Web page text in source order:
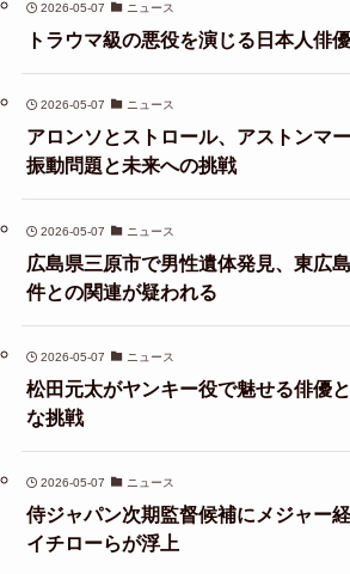
2026-05-07 ニュース
トラウマ級の悪役を演じる日本人俳
2026-05-07 ニュース
アロンソとストロール、アストンマ
振動問題と未来への挑戦
2026-05-07 ニュース
広島県三原市で男性遺体発見、東広
件との関連が疑われる
2026-05-07 ニュース
松田元太がヤンキー役で魅せる俳優
な挑戦
2026-05-07 ニュース
侍ジャパン次期監督候補にメジャー
イチローらが浮上